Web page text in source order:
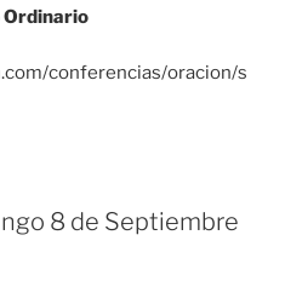
Ordinario
conferencias/oracion/s
8 de Septiembre